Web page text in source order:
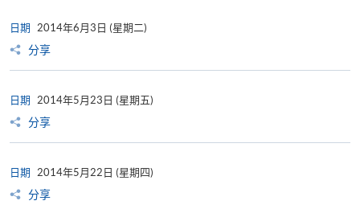
日期 2014年6月3日 (星期二)
分享
日期 2014年5月23日 (星期五)
分享
日期 2014年5月22日 (星期四)
分享